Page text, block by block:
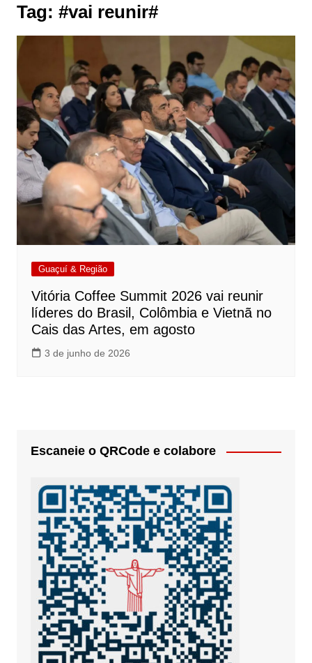
Tag: #vai reunir#
Guaçuí & Região
Vitória Coffee Summit 2026 vai reunir
líderes do Brasil, Colômbia e Vietnã no
Cais das Artes, em agosto
3 de junho de 2026
Escaneie o QRCode e colabore